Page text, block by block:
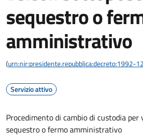
sequestro o
amministrativo
(urn:nir:presidente.repubblica:decreto:1992-
Servizio attivo
Procedimento di cambio di custodia
sequestro o fermo amministrativo